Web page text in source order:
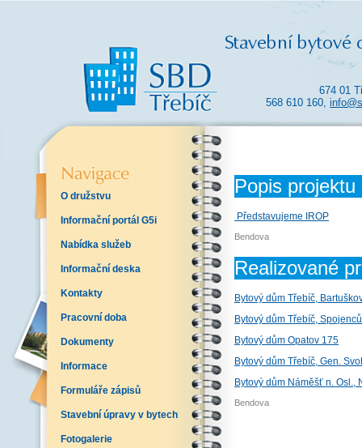
674 01
568 610 160,
O družstvu
Informační portál G5i
Nabídka služeb
Informační deska
Kontakty
Pracovní doba
Dokumenty
Informace
Formuláře zápisů
Stavební úpravy v bytech
Fotogalerie
Popis projektu
Představujeme IROP
Bendova
Realizované
Bytový dům Třebíč,
Bytový dům Třebíč,
Bytový dům Opatov 175
Bytový dům Třebíč, Gen.
Bytový dům Náměšť n. Osl.,
Bendova